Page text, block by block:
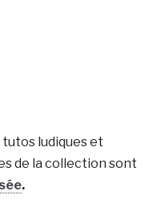
ludiques et
de la collection sont
.